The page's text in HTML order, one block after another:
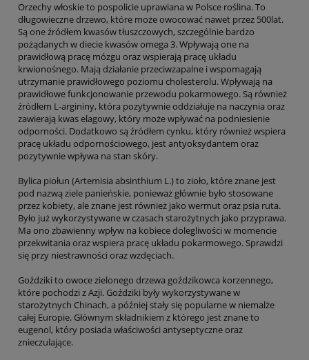
Orzechy włoskie to pospolicie uprawiana w Polsce roślina. To
długowieczne drzewo, które może owocować nawet przez 500lat.
Są one źródłem kwasów tłuszczowych, szczególnie bardzo
pożądanych w diecie kwasów omega 3. Wpływają one na
prawidłową pracę mózgu oraz wspierają pracę układu
krwionośnego. Mają działanie przeciwzapalne i wspomagają
utrzymanie prawidłowego poziomu cholesterolu. Wpływają na
prawidłowe funkcjonowanie przewodu pokarmowego. Są również
źródłem L-argininy, która pozytywnie oddziałuje na naczynia oraz
zawierają kwas elagowy, który może wpływać na podniesienie
odporności. Dodatkowo są źródłem cynku, który również wspiera
pracę układu odpornościowego, jest antyoksydantem oraz
pozytywnie wpływa na stan skóry.
Bylica piołun (Artemisia absinthium L.) to zioło, które znane jest
pod nazwą ziele panieńskie, ponieważ głównie było stosowane
przez kobiety, ale znane jest również jako wermut oraz psia ruta.
Było już wykorzystywane w czasach starożytnych jako przyprawa.
Ma ono zbawienny wpływ na kobiece dolegliwości w momencie
przekwitania oraz wspiera pracę układu pokarmowego. Sprawdzi
się przy niestrawności oraz wzdęciach.
Goździki to owoce zielonego drzewa goździkowca korzennego,
które pochodzi z Azji. Goździki były wykorzystywane w
starożytnych Chinach, a później stały się popularne w niemalże
całej Europie. Głównym składnikiem z którego jest znane to
eugenol, który posiada właściwości antyseptyczne oraz
znieczulające.